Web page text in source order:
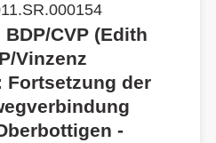
CVP (Edith
Vinzenz
Fortsetzung der
-